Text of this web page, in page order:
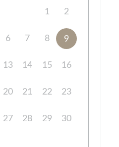
1 2
6 7 8 9
13 14 15 16
20 21 22 23
27 28 29 30